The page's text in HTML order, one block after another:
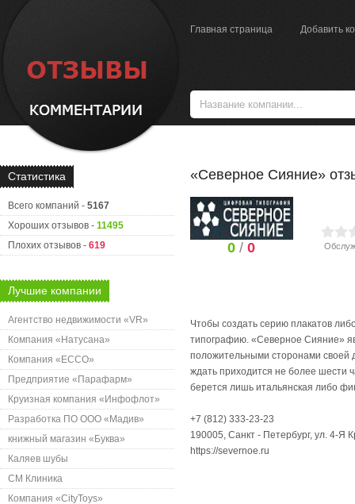
Главная страница Добавить
Статистика
Всего компаний - 5167
Хороших отзывов - 11495
Плохих отзывов - 619
Лучшие компании
Агентство недвижимости «VR»
Компания «Натусана»
Компания «ECCO»
Предприятие «Парафарм»
Круизная компания «Инфофлот»
Разработка ПО ООО «Мадив»
книжный магазин «Буква»
Каляев шубы
СМ Клиника
Компания «CityToys»
«Северное Сияние»
0 /0
Чтобы создать серию плакатов
типографию. «Северное Сияние»
положительными сторонами своей
ждать приходится не более шести
берется лишь итальянская либо
+7 (812) 333-23-23
190005, Санкт - Петербург, ул. 4-Я
https://severnoe.ru